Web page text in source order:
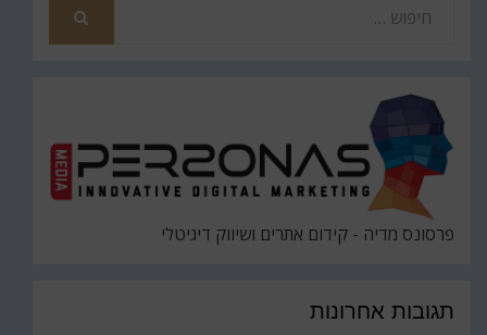
פרסונס מדיה - קידום אתרים ושיווק דיגיטלי
תגובות אחרונות